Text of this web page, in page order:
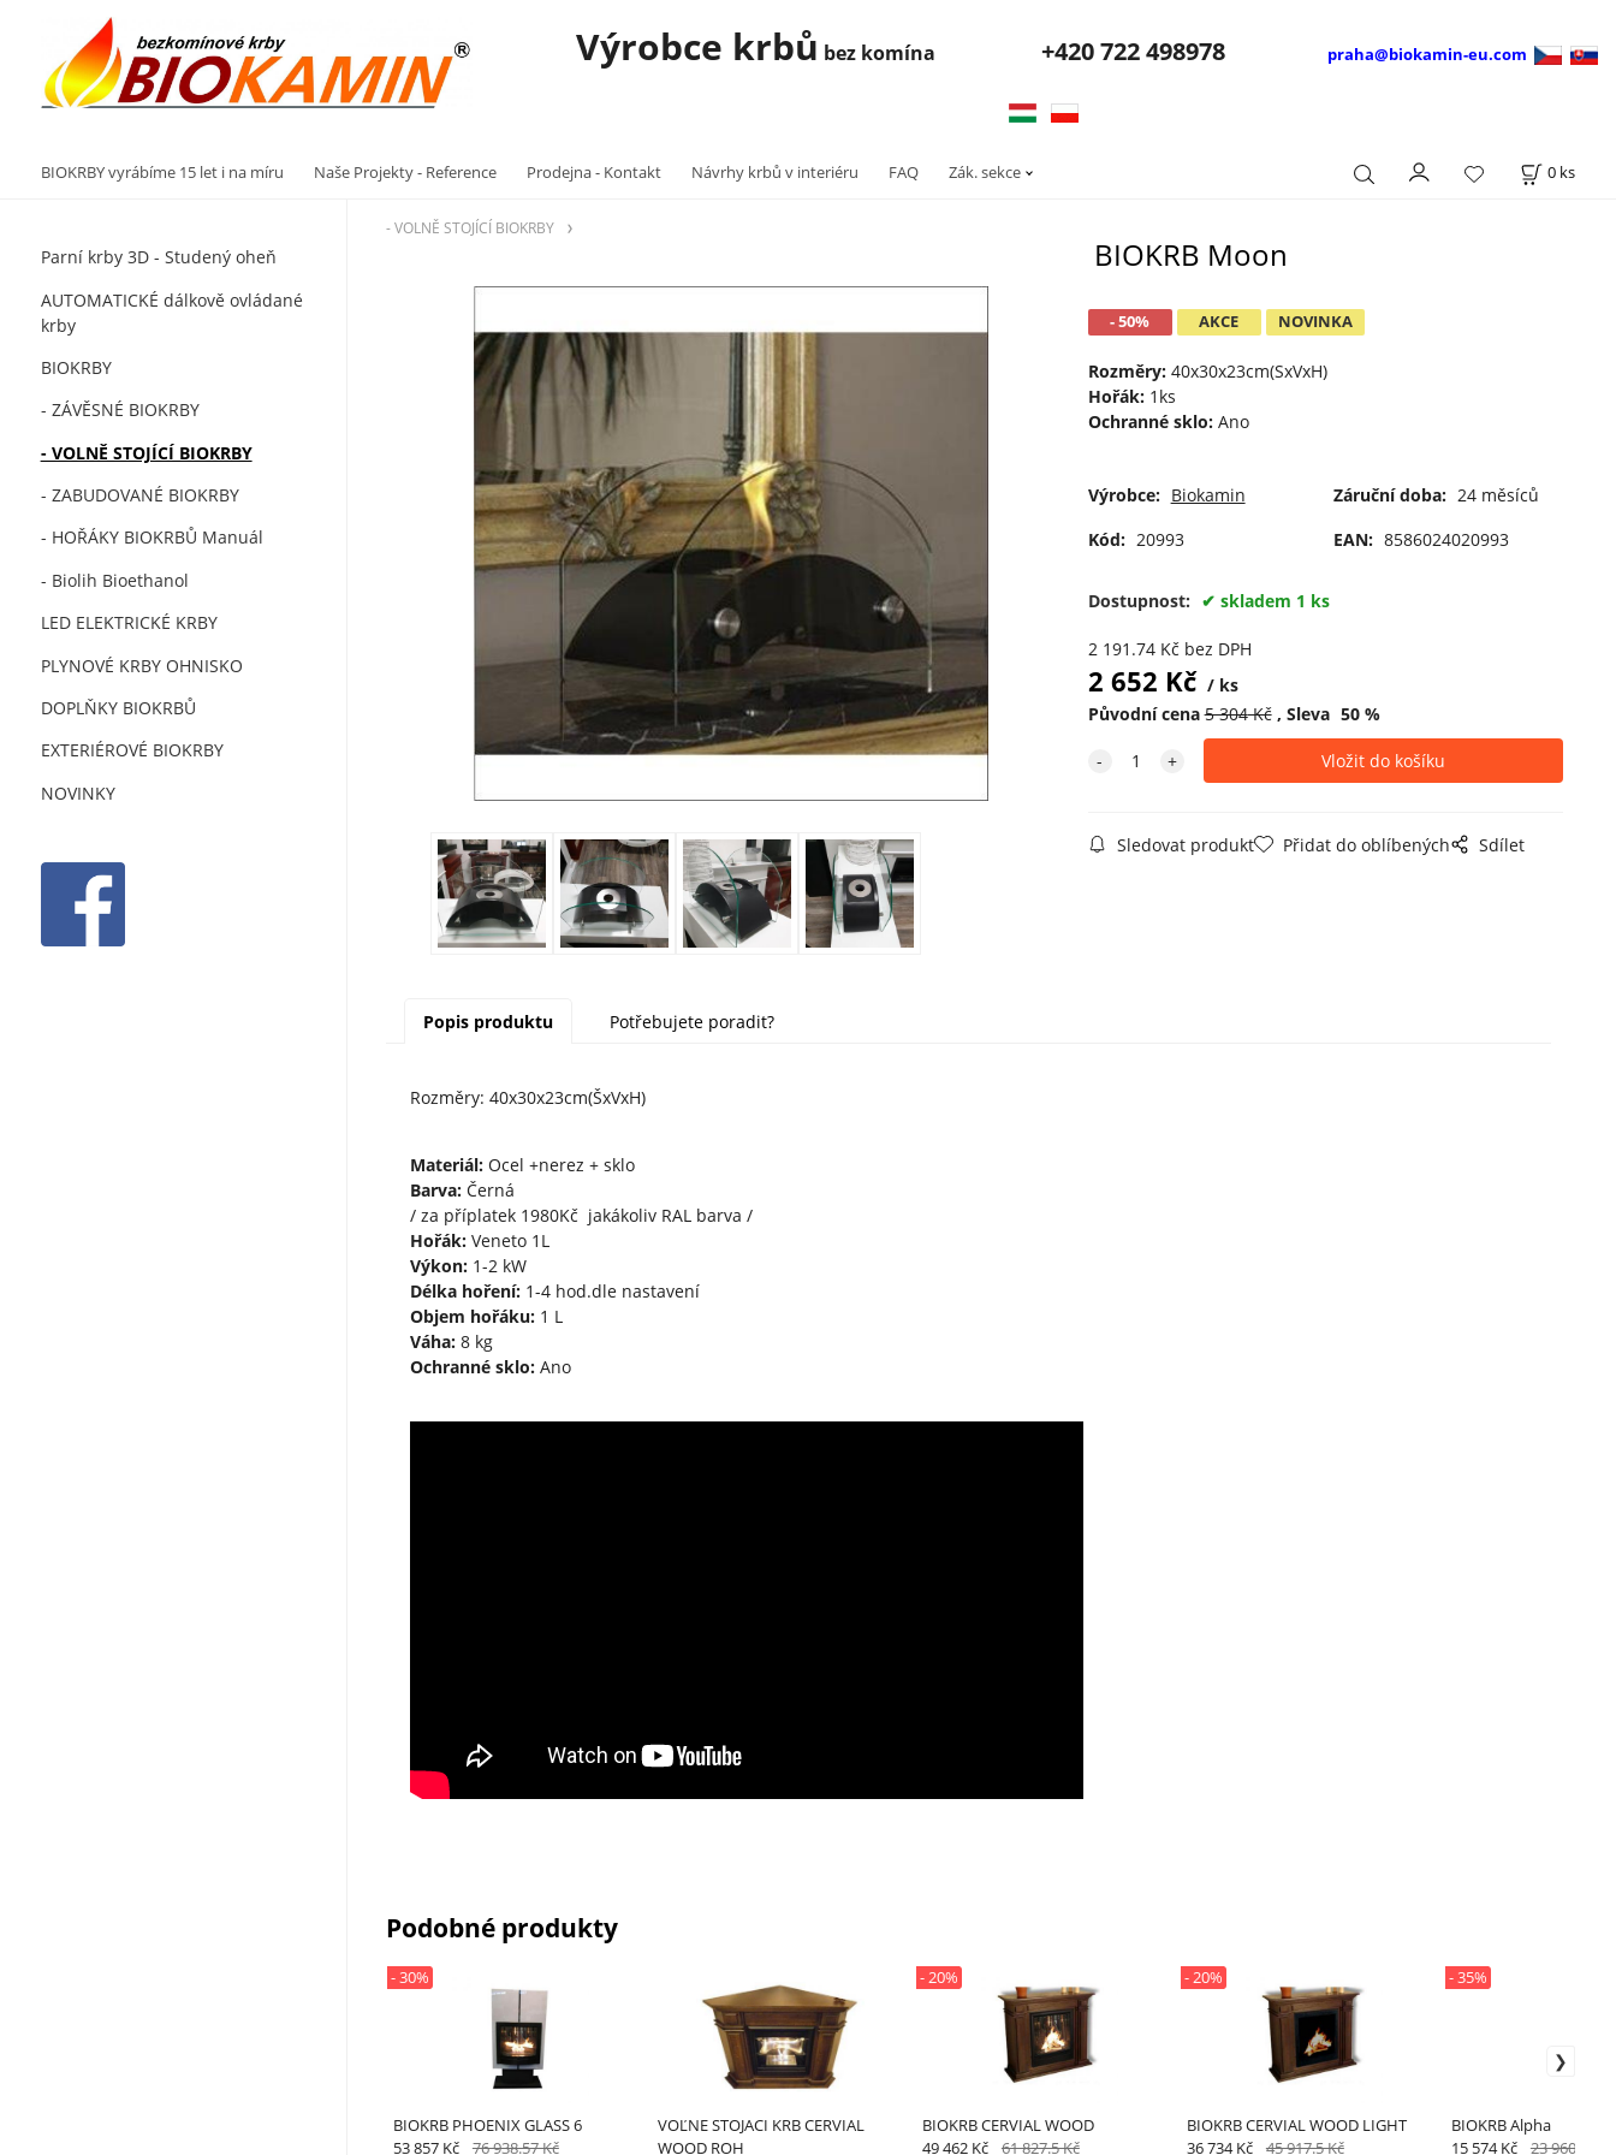
Výrobce krbů bez komína +420722 498978 praha@biokamin-eu.com
BIOKRBY vyrábíme 15 let i na míru Naše Projekty - Reference Prodejna - Kontakt Návrhy krbů v interiéru FAQ Zák. sekce 0 ks
Parní krby 3D - Studený oheň
AUTOMATICKÉ dálkově ovládané
krby
BIOKRBY
- ZÁVĚSNÉ BIOKRBY
- VOLNĚ STOJÍCÍ BIOKRBY
- ZABUDOVANÉ BIOKRBY
- HOŘÁKY BIOKRBŮ Manuál
- Biolih Bioethanol
LED ELEKTRICKÉ KRBY
PLYNOVÉ KRBY OHNISKO
DOPLŇKY BIOKRBŮ
EXTERIÉROVÉ BIOKRBY
NOVINKY
- VOLNĚ STOJÍCÍ BIOKRBY
BIOKRB Moon
- 50% AKCE NOVINKA
Rozměry:40x30x23cm(SxVxH)
Hořák:1ks
Ochranné sklo:Ano
Výrobce: Biokamin Záruční doba: 24 měsíců
Kód: 20993 EAN: 8586024020993
Dostupnost: skladem 1 ks
2 191.74Kč bez DPH
2 652 Kč
ks
Původní cena 5 304Kč Sleva 50%
Sledovat produkt Přidat do oblíbených Sdílet
Popis produktu Potřebujete poradit?
Rozměry: 40x30x23cm(ŠxVxH)
Materiál:Ocel +nerez + sklo
Barva:Černá
/ za příplatek 1980Kč jakákoliv RAL barva /
Hořák:Veneto 1L
Výkon:1-2 kW
Délka hoření:1-4 hod.dle nastavení
Objem hořáku:1 L
Váha:8 kg
Ochranné sklo:Ano
Podobné produkty
BIOKRB PHOENIX GLASS 6
- 30%
53 857 Kč 76 938.57 Kč
VOĽNE STOJACI KRB CERVIAL
WOOD ROH
BIOKRB CERVIAL WOOD
- 20%
49 462 Kč 61 827.5 Kč
BIOKRB CERVIAL WOOD LIGHT
- 20%
36 734 Kč 45 917.5 Kč
BIOKRB Alpha
- 35%
15 574 Kč 23 960 Kč